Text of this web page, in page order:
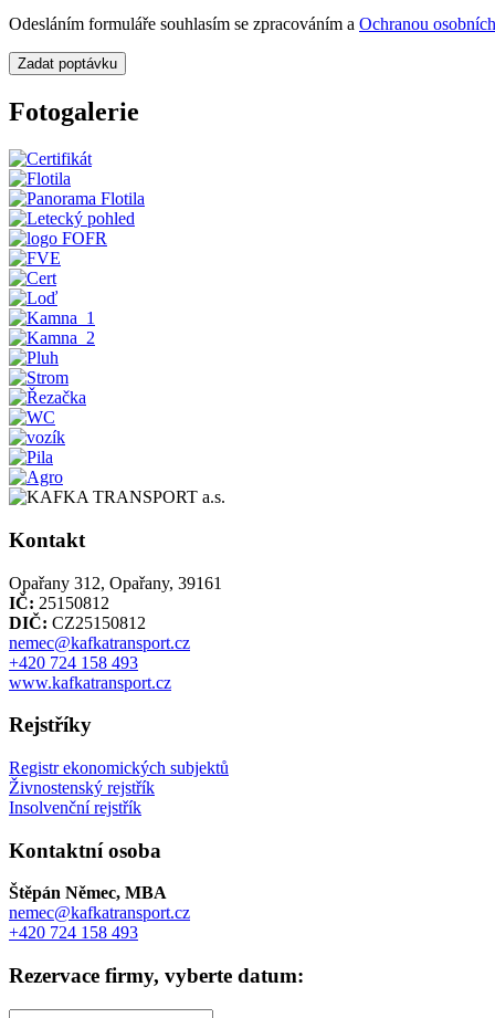
Odesláním formuláře souhlasím se zpracováním a Ochranou
Zadat poptávku
Fotogalerie
Kontakt
Opařany 312, Opařany, 39161
IČ: 25150812
DIČ: CZ25150812
nemec@kafkatransport.cz
+420 724 158 493
www.kafkatransport.cz
Rejstříky
Registr ekonomických subjektů
Živnostenský rejstřík
Insolvenční rejstřík
Kontaktní osoba
Štěpán Němec, MBA
nemec@kafkatransport.cz
+420 724 158 493
Rezervace firmy, vyberte datum: